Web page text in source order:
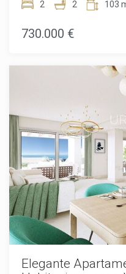
complementado por una
Mediterráneo.Diseñado
apartamento cuenta con
para recibir invitados,
totalmente equipada
habitación principal
refugio privado con vistas
parte de la prestigiosa
del Señorío de Cifuentes",
acceso a cuatro piscinas,
exclusivos de conserjería.
tranquila colina,
de las urbanizaciones más
apartamento incluye una
preinstalada para la carga
trastero privado. La
con acceso privado,
piscinas comunitarias de
solárium.Situado a solo
Pedro Alcántara, y a solo
de Benahavís, Altura 160
2 2 103
730.000 €
Elegante